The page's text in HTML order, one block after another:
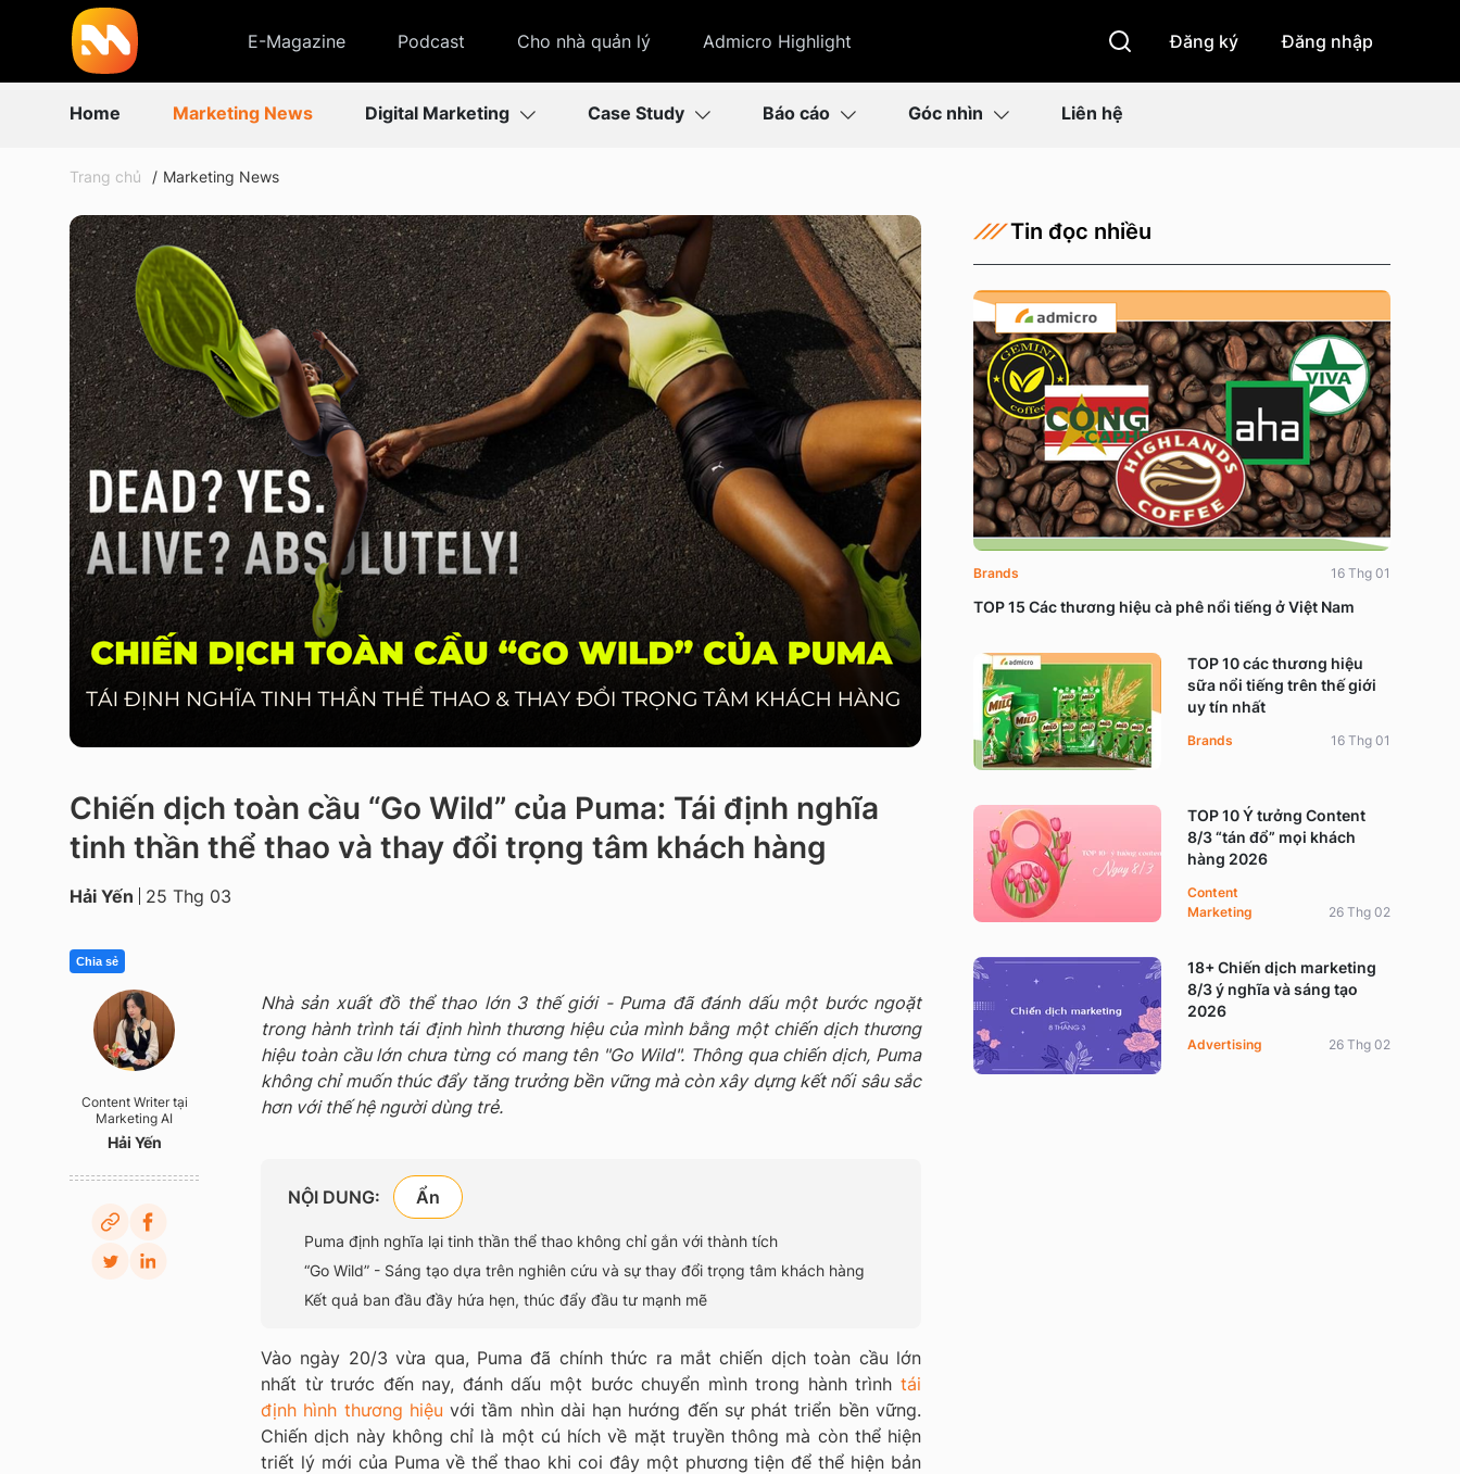
E-Magazine Podcast Cho nhà quản lý Admicro Highlight Đăng ký Đăng nhập
Home Marketing News Digital Marketing Case Study Báo cáo Góc nhìn Liên hệ
Trang chủ Marketing News
Chiến dịch toàn cầu “Go Wild” của Puma: Tái định nghĩa
tinh thần thể thao và thay đổi trọng tâm khách hàng
Hải Yến 25 Thg 03
Chia sẻ
Content Writer tại
Marketing AI
Hải Yến
Nhà sản xuất đồ thể thao lớn 3 thế giới - Puma đã đánh dấu một bước ngoặt
trong hành trình tái định hình thương hiệu của mình bằng một chiến dịch thương
hiệu toàn cầu lớn chưa từng có mang tên "Go Wild". Thông qua chiến dịch, Puma
không chỉ muốn thúc đẩy tăng trưởng bền vững mà còn xây dựng kết nối sâu sắc
hơn với thế hệ người dùng trẻ.
NỘI DUNG:
Puma định nghĩa lại tinh thần thể thao không chỉ gắn với thành tích
“Go Wild” - Sáng tạo dựa trên nghiên cứu và sự thay đổi trọng tâm khách hàng
Kết quả ban đầu đầy hứa hẹn, thúc đẩy đầu tư mạnh mẽ
Vào ngày 20/3 vừa qua, Puma đã chính thức ra mắt chiến dịch toàn cầu lớn
nhất từ trước đến nay, đánh dấu một bước chuyển mình trong hành trình tái
định hình thương hiệu với tầm nhìn dài hạn hướng đến sự phát triển bền vững.
Chiến dịch này không chỉ là một cú hích về mặt truyền thông mà còn thể hiện
triết lý mới của Puma về thể thao khi coi đây một phương tiện để thể hiện bản
Tin đọc nhiều
TOP 15 Các thương hiệu cà phê nổi tiếng ở Việt Nam
Brands 16 Thg 01
TOP 10 các thương hiệu
sữa nổi tiếng trên thế giới
uy tín nhất
Brands 16 Thg 01
TOP 10 Ý tưởng Content
8/3 “tán đổ” mọi khách
hàng 2026
Content
Marketing
26 Thg 02
18+ Chiến dịch marketing
8/3 ý nghĩa và sáng tạo
2026
Advertising 26 Thg 02